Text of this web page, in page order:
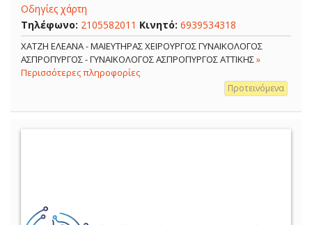
Οδηγίες χάρτη
Τηλέφωνο: 2105582011 Κινητό: 6939534318
ΧΑΤΖΗ ΕΛΕΑΝΑ - ΜΑΙΕΥΤΗΡΑΣ ΧΕΙΡΟΥΡΓΟΣ ΓΥΝΑΙΚΟΛΟΓΟΣ
ΑΣΠΡΟΠΥΡΓΟΣ - ΓΥΝΑΙΚΟΛΟΓΟΣ ΑΣΠΡΟΠΥΡΓΟΣ ΑΤΤΙΚΗΣ»
Περισσότερες πληροφορίες
Προτεινόμενα